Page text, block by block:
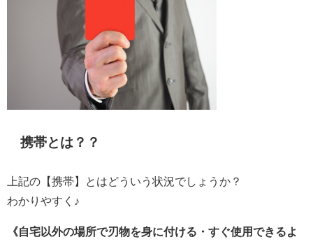
携帯とは？？
上記の【携帯】とはどういう状況でしょうか？
わかりやすく♪
《自宅以外の場所で刃物を身に付ける・すぐ使用できるよ